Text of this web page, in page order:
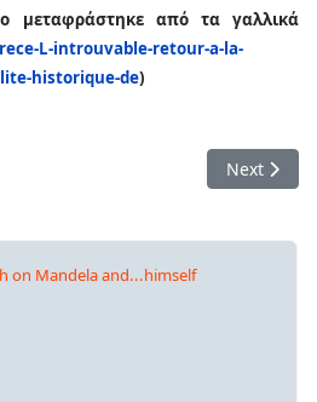
μεταφράστηκε από τα γαλλικά
L-introuvable-retour-a-la-
historique-de)
ρωγμές στην ιερή αμερικανο-
Next
Next
on Mandela and...himself